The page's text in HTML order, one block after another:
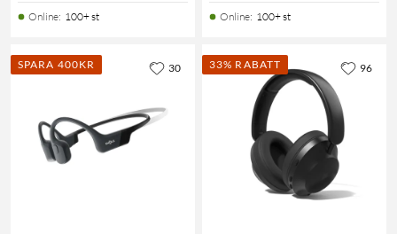
Online: 100+ st Online: 100+ st
SPARA 400KR 30 33% RABATT 96